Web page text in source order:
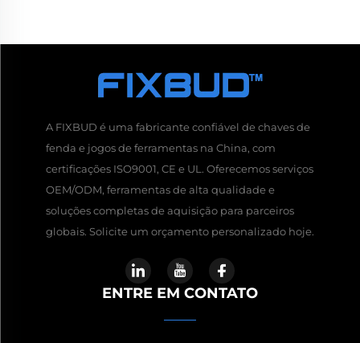
A FIXBUD é uma fabricante confiável de chaves de
fenda e jogos de ferramentas na China, com
certificações ISO9001, CE e UL. Oferecemos serviços
OEM/ODM, ferramentas de alta qualidade e
soluções completas de aquisição para parceiros
globais. Solicite um orçamento personalizado hoje.
ENTRE EM CONTATO